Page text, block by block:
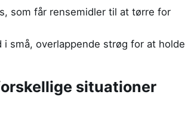
som får rensemidler til at tørre for
små, overlappende strøg for at holde
situationer